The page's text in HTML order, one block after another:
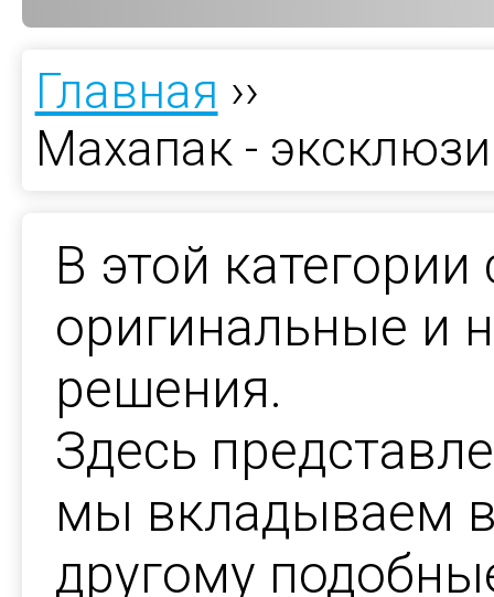
Главная ››
Махапак -
В этой
оригинальные и
решения.
Здесь
мы вкладываем
другому